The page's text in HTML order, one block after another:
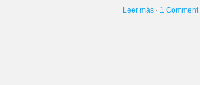
Leer más · 1 Comment